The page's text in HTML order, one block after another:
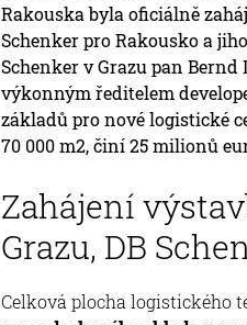
Rakouska byla oficiálně
Schenker pro Rakousko a
Schenker v Grazu pan
výkonným ředitelem
základů pro nové logistické
70 000 m2, činí 25 milionů
Zahájení
Grazu, DB
Celková plocha logistického